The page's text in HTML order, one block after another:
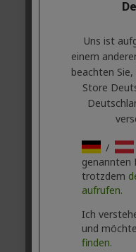
Uns ist
einem
beachten
Store
/
genannten
trotzdem
aufrufen.
Ich
und
finden.